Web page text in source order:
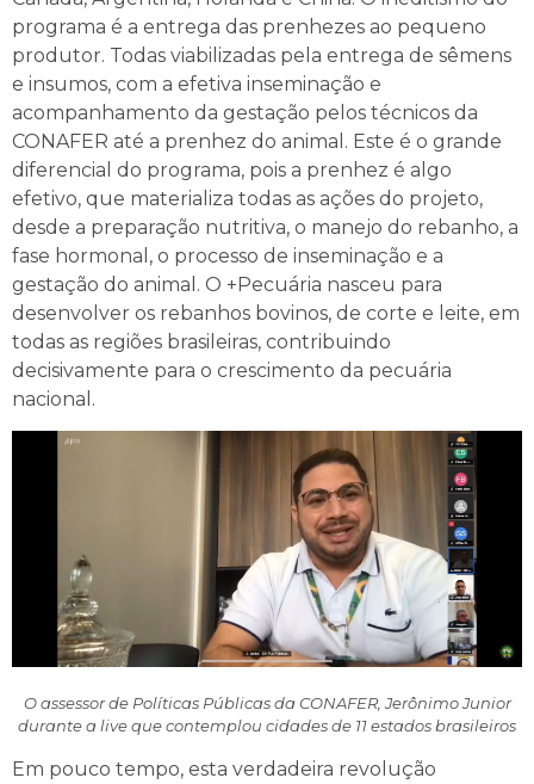
programa é a entrega das prenhezes ao pequeno
produtor. Todas viabilizadas pela entrega de sêmens
e insumos, com a efetiva inseminação e
acompanhamento da gestação pelos técnicos da
CONAFER até a prenhez do animal. Este é o grande
diferencial do programa, pois a prenhez é algo
efetivo, que materializa todas as ações do projeto,
desde a preparação nutritiva, o manejo do rebanho, a
fase hormonal, o processo de inseminação e a
gestação do animal. O +Pecuária nasceu para
desenvolver os rebanhos bovinos, de corte e leite, em
todas as regiões brasileiras, contribuindo
decisivamente para o crescimento da pecuária
nacional.
O assessor de Políticas Públicas da CONAFER, Jerônimo Junior
durante a live que contemplou cidades de 11 estados brasileiros
Em pouco tempo, esta verdadeira revolução